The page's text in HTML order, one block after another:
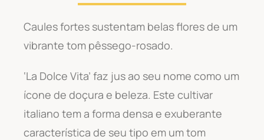
Caules fortes sustentam belas flores de um
vibrante tom pêssego-rosado.
‘La Dolce Vita’ faz jus ao seu nome como um
ícone de doçura e beleza. Este cultivar
italiano tem a forma densa e exuberante
característica de seu tipo em um tom